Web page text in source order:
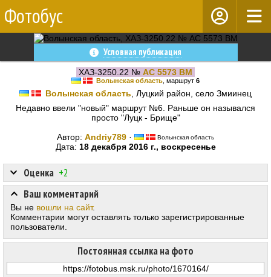
Фотобус
Условная публикация
ХАЗ-3250.22 № AC 5573 BM
Волынская область , маршрут 6
Волынская область , Луцкий район, село Змиинец
Недавно ввели "новый" маршрут №6. Раньше он назывался
просто "Луцк - Брище"
Автор: Andriy789 · Волынская область
Дата: 18 декабря 2016 г., воскресенье
Оценка +2
Постоянная ссылка на фото
Ваш комментарий
Вы не вошли на сайт.
Комментарии могут оставлять только зарегистрированные
пользователи.